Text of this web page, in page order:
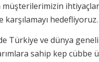
karşılamayı hedefliyoruz.
Türkiye ve dünya
sahip kep cübbe